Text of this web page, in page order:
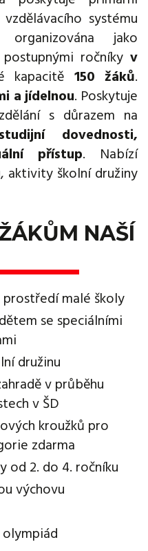
systému
jako
ročníky v
kapacitě 150 žáků.
a jídelnou. Poskytuje
s důrazem na
dovednosti,
přístup. Nabízí
aktivity školní družiny
NAŠÍ
malé školy
se speciálními
družinu
v průběhu
v ŠD
kroužků pro
zdarma
od 2. do 4. ročníku
výchovu